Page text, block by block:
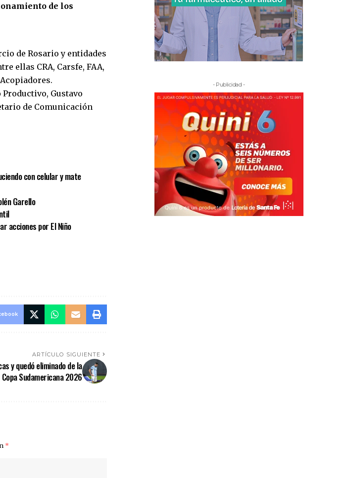
de los
de Rosario y entidades
ellas CRA, Carsfe, FAA,
Gustavo
de Comunicación
con celular y mate
Garello
acciones por El Niño
ARTÍCULO SIGUIENTE
y quedó eliminado de la
Copa Sudamericana 2026
*
- Publicidad -